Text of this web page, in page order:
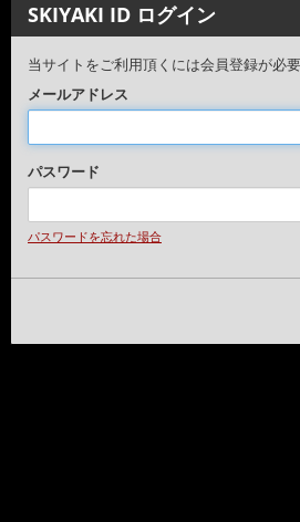
SKIYAKI ID ログイン
当サイトをご利用頂くには会員登録が必要
メールアドレス
パスワード
パスワードを忘れた場合